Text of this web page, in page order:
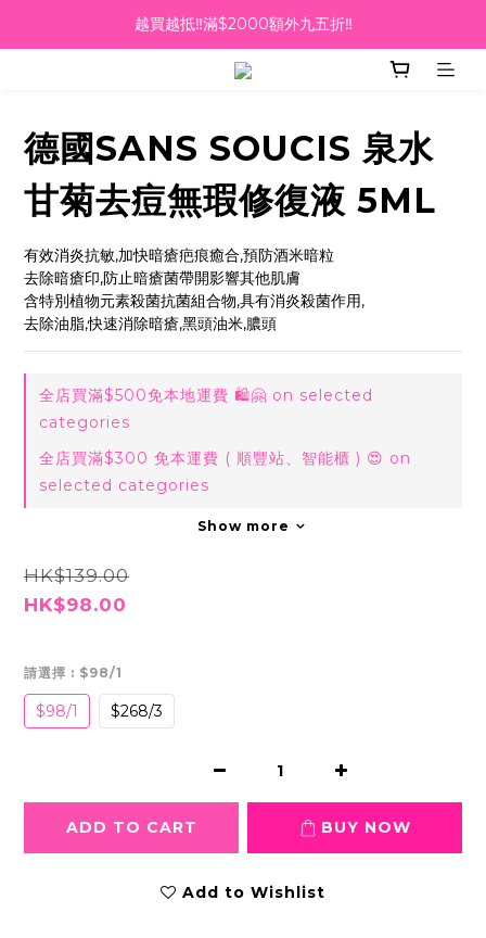
越買越抵‼️滿$2000額外九五折‼️
越買越抵‼️滿$2000額外九五折‼️
☀️【Summer Sales 盛夏狂歡】滿 $700 即減 $40！🔥
德國SANS SOUCIS 泉水
甘菊去痘無瑕修復液 5ML
有效消炎抗敏,加快暗瘡疤痕癒合,預防酒米暗粒
去除暗瘡印,防止暗瘡菌帶開影響其他肌膚
含特別植物元素殺菌抗菌組合物,具有消炎殺菌作用,
去除油脂,快速消除暗瘡,黑頭油米,膿頭
全店買滿$500免本地運費 🛍🤗 on selected
categories
全店買滿$300 免本運費 ( 順豐站、智能櫃 ) 😍 on
selected categories
Show more
HK$139.00
HK$98.00
請選擇 : $98/1
$98/1 $268/3
ADD TO CART BUY NOW
Add to Wishlist